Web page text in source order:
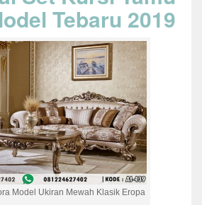
Tebaru 2019
Model Ukiran Mewah Klasik Eropa